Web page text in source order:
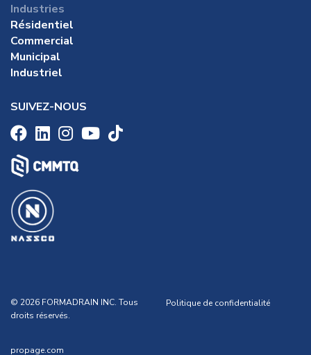
Industries
Résidentiel
Commercial
Municipal
Industriel
SUIVEZ-NOUS
© 2026 FORMADRAIN INC. Tous
droits réservés.
Politique de confidentialité
propage.com